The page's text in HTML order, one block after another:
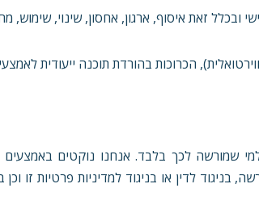
הכרוכות בהורדת תוכנה ייעודית לאמצעי
שמורשה לכך בלבד. אנחנו נוקטים באמצעים
לדין או בניגוד למדיניות פרטיות זו